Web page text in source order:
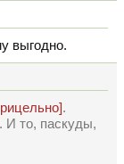
выгодно.
.
И то, паскуды,